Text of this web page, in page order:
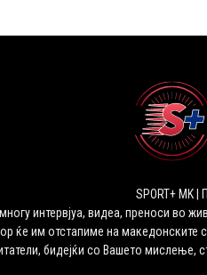
SPORT+ MK
интервјуа, видеа, преноси во
ќе им отстапиме на македонските
бидејќи со Вашето мислење,